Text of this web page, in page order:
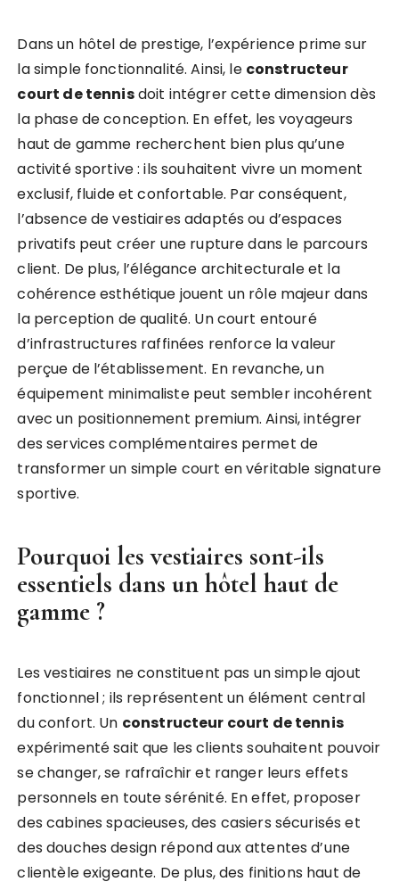
Dans un hôtel de prestige, l’expérience prime sur
la simple fonctionnalité. Ainsi, le constructeur
court de tennisdoit intégrer cette dimension dès
la phase de conception. En effet, les voyageurs
haut de gamme recherchent bien plus qu’une
activité sportive : ils souhaitent vivre un moment
exclusif, fluide et confortable. Par conséquent,
l’absence de vestiaires adaptés ou d’espaces
privatifs peut créer une rupture dans le parcours
client. De plus, l’élégance architecturale et la
cohérence esthétique jouent un rôle majeur dans
la perception de qualité. Un court entouré
d’infrastructures raffinées renforce la valeur
perçue de l’établissement. En revanche, un
équipement minimaliste peut sembler incohérent
avec un positionnement premium. Ainsi, intégrer
des services complémentaires permet de
transformer un simple court en véritable signature
sportive.
Pourquoi les vestiaires sont-ils
essentiels dans un hôtel haut de
gamme ?
Les vestiaires ne constituent pas un simple ajout
fonctionnel ; ils représentent un élément central
du confort. Un constructeur court de tennis
expérimenté sait que les clients souhaitent pouvoir
se changer, se rafraîchir et ranger leurs effets
personnels en toute sérénité. En effet, proposer
des cabines spacieuses, des casiers sécurisés et
des douches design répond aux attentes d’une
clientèle exigeante. De plus, des finitions haut de